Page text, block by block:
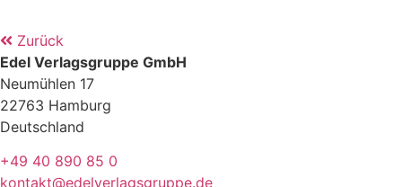
Zurück
Edel Verlagsgruppe GmbH
Neumühlen 17
22763 Hamburg
Deutschland
+49 40 890 85 0
kontakt@edelverlagsgruppe.de